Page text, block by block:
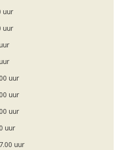
uur
uur
uur
uur
uur
uur
uur